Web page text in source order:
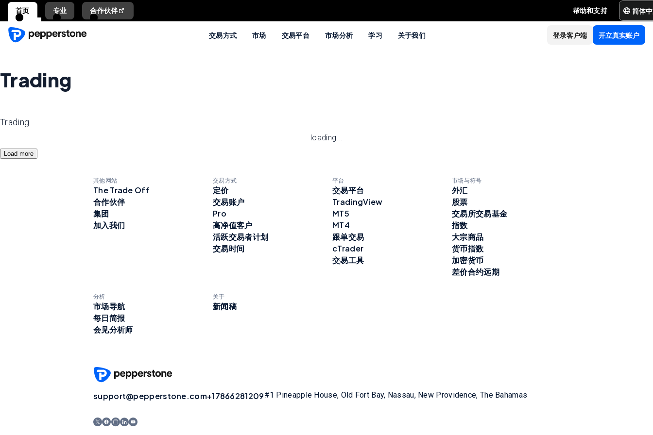
首页 专业 合作伙伴 帮助和支持 简体
交易方式 市场 交易平台 市场分析 学习 关于我们 开立真实账户
登录客户端
Trading
Trading
loading...
Load more
其他网站
The Trade Off
合作伙伴
集团
加入我们
交易方式
定价
交易账户
Pro
高净值客户
活跃交易者计划
交易时间
平台
交易平台
TradingView
MT5
MT4
跟单交易
cTrader
交易工具
市场与符号
外汇
股票
交易所交易基金
指数
大宗商品
货币指数
加密货币
差价合约远期
分析
市场导航
每日简报
会见分析师
关于
新闻稿
support@pepperstone.com+17866281209#1 Pineapple House, Old Fort Bay, Nassau, New Providence, The Bahamas